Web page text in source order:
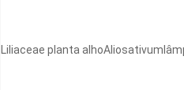
Liliaceae planta